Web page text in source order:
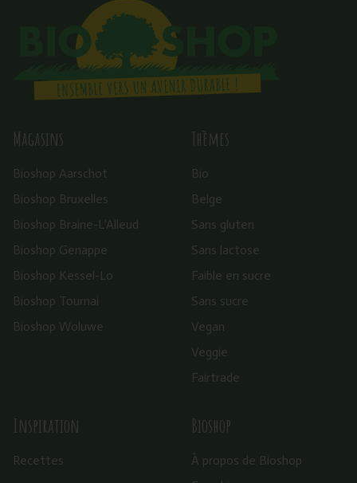
Magasins
Bioshop Aarschot
Bioshop Bruxelles
Bioshop Braine-L’Alleud
Bioshop Genappe
Bioshop Kessel-Lo
Bioshop Tournai
Bioshop Woluwe
Thèmes
Bio
Belge
Sans gluten
Sans lactose
Faible en sucre
Sans sucre
Vegan
Veggie
Fairtrade
Inspiration
Recettes
Bioshop
À propos de Bioshop